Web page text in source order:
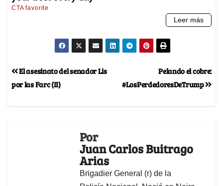
Pelando el cobre:
#LosPerdedoresDeTrump
El asesinato del senador Lis
por las Farc (II)
Por
Juan Carlos Buitrago
Arias
Brigadier General (r) de la